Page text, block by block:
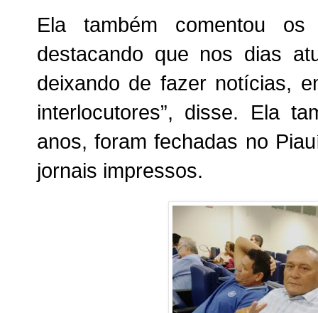
Ela também comentou
destacando que nos dias
deixando de fazer notícias,
interlocutores”, disse. Ela
anos, foram fechadas no
jornais impressos.